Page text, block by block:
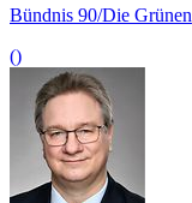
Bündnis 90/Die Grünen
()